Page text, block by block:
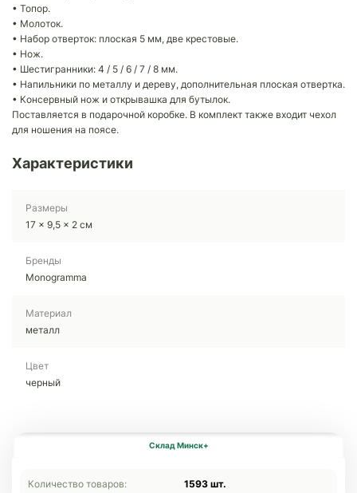
• Топор.
• Молоток.
• Набор отверток: плоская 5 мм, две крестовые.
• Нож.
• Шестигранники: 4 / 5 / 6 / 7 / 8 мм.
• Напильники по металлу и дереву, дополнительная плоская отвертка.
• Консервный нож и открывашка для бутылок.
Поставляется в подарочной коробке. В комплект также входит чехол
для ношения на поясе.
Характеристики
Размеры
17 x 9,5 x 2 см
Бренды
Monogramma
Материал
металл
Цвет
черный
Склад Минск+
Количество товаров:
1593 шт.